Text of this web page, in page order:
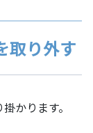
取り外す
かります。